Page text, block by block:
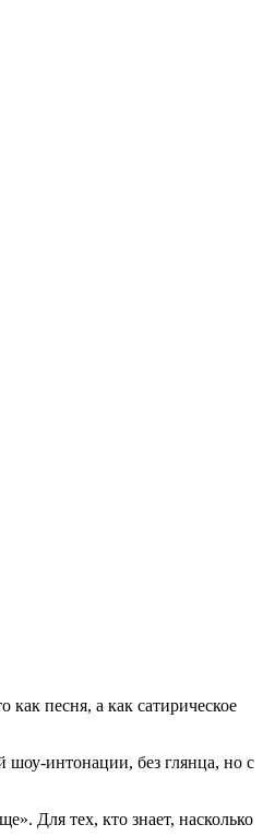
песня, а как сатирическое
интонации, без глянца, но с
Для тех, кто знает, насколько